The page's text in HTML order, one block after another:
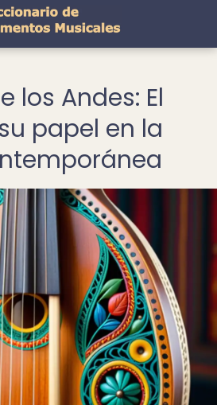
los Andes: El
papel en la